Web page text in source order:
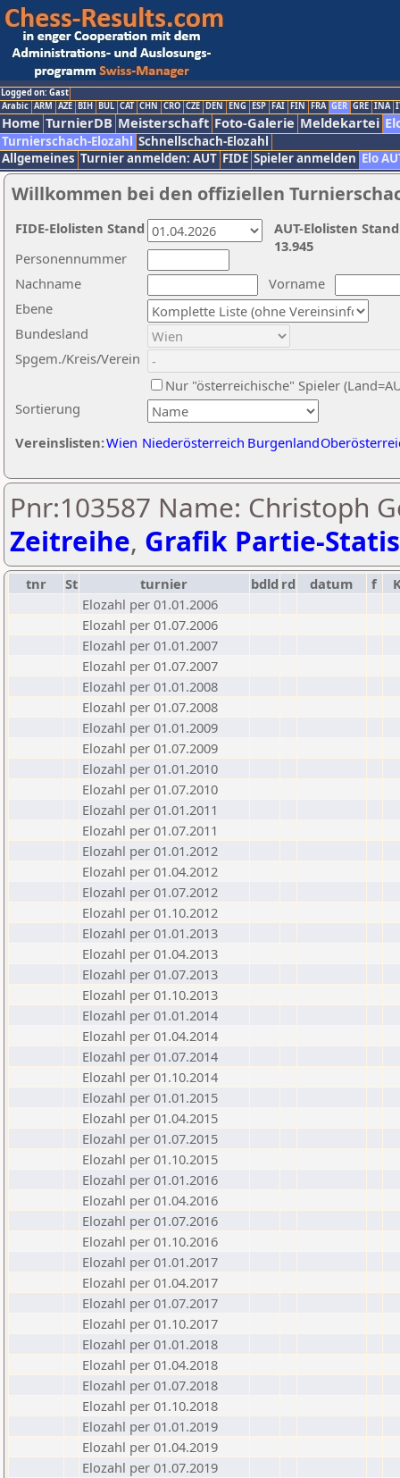
Logged on: Gast
Arabic ARM AZE BIH BUL CAT CHN CRO CZE DEN ENG ESP FAI FIN FRA GER GRE INA
Home TurnierDB Meisterschaft Foto-Galerie Meldekartei
Turnierschach-Elozahl Schnellschach-Elozahl
Allgemeines Turnier anmelden: AUT FIDE Spieler anmelden Elo
Willkommen bei den offiziellen
Nachname
Vorname
Ebene
Sortierung
Personennummer
Bundesland
Spgem./Kreis/Verein
Nur "österreichische" Spieler
Vereinslisten:Wien Niederösterreich Burgenland
AUT-Elolisten
13.945
FIDE-Elolisten Stand
Pnr:103587 Name: Christoph
Zeitreihe, Grafik Partie-
tnr St turnier bdld rd datum f
Elozahl per 01.01.2006
Elozahl per 01.07.2006
Elozahl per 01.01.2007
Elozahl per 01.07.2007
Elozahl per 01.01.2008
Elozahl per 01.07.2008
Elozahl per 01.01.2009
Elozahl per 01.07.2009
Elozahl per 01.01.2010
Elozahl per 01.07.2010
Elozahl per 01.01.2011
Elozahl per 01.07.2011
Elozahl per 01.01.2012
Elozahl per 01.04.2012
Elozahl per 01.07.2012
Elozahl per 01.10.2012
Elozahl per 01.01.2013
Elozahl per 01.04.2013
Elozahl per 01.07.2013
Elozahl per 01.10.2013
Elozahl per 01.01.2014
Elozahl per 01.04.2014
Elozahl per 01.07.2014
Elozahl per 01.10.2014
Elozahl per 01.01.2015
Elozahl per 01.04.2015
Elozahl per 01.07.2015
Elozahl per 01.10.2015
Elozahl per 01.01.2016
Elozahl per 01.04.2016
Elozahl per 01.07.2016
Elozahl per 01.10.2016
Elozahl per 01.01.2017
Elozahl per 01.04.2017
Elozahl per 01.07.2017
Elozahl per 01.10.2017
Elozahl per 01.01.2018
Elozahl per 01.04.2018
Elozahl per 01.07.2018
Elozahl per 01.10.2018
Elozahl per 01.01.2019
Elozahl per 01.04.2019
Elozahl per 01.07.2019